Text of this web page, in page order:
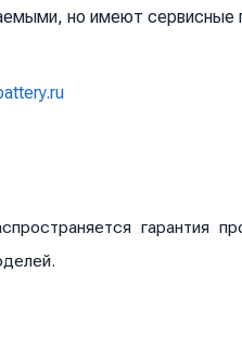
но имеют сервисные
гарантия